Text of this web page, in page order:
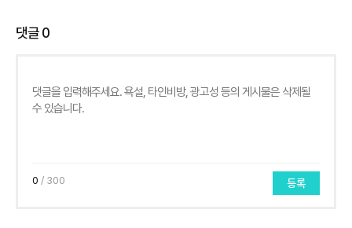
댓글0
0 / 300 등록